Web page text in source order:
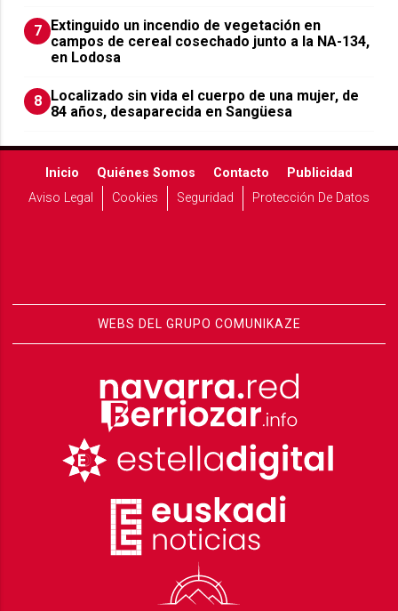
7
Extinguido un incendio de vegetación en
campos de cereal cosechado junto a la NA-134,
en Lodosa
8
Localizado sin vida el cuerpo de una mujer, de
84 años, desaparecida en Sangüesa
Inicio Quiénes Somos Contacto
Publicidad
Aviso Legal
Cookies Seguridad Protección De Datos
WEBS DEL GRUPO COMUNIKAZE